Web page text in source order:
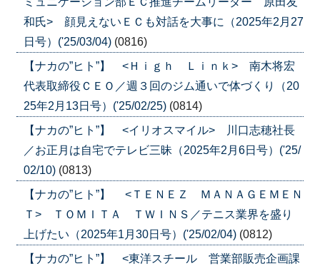
和氏> 顔見えないＥＣも対話を大事に（2025年2月27
日号）('25/03/04) (0816)
【ナカの”ヒト”】 <Ｈｉｇｈ Ｌｉｎｋ> 南木将宏
代表取締役ＣＥＯ／週３回のジム通いで体づくり（20
25年2月13日号）('25/02/25) (0814)
【ナカの”ヒト”】 <イリオスマイル> 川口志穂社長
／お正月は自宅でテレビ三昧（2025年2月6日号）('25/
02/10) (0813)
【ナカの”ヒト”】 <ＴＥＮＥＺ ＭＡＮＡＧＥＭＥＮ
Ｔ> ＴＯＭＩＴＡ ＴＷＩＮＳ／テニス業界を盛り
上げたい（2025年1月30日号）('25/02/04) (0812)
【ナカの”ヒト”】 <東洋スチール 営業部販売企画課